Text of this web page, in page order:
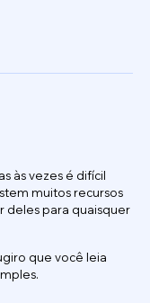
às vezes é difícil
muitos recursos
deles para quaisquer
que você leia